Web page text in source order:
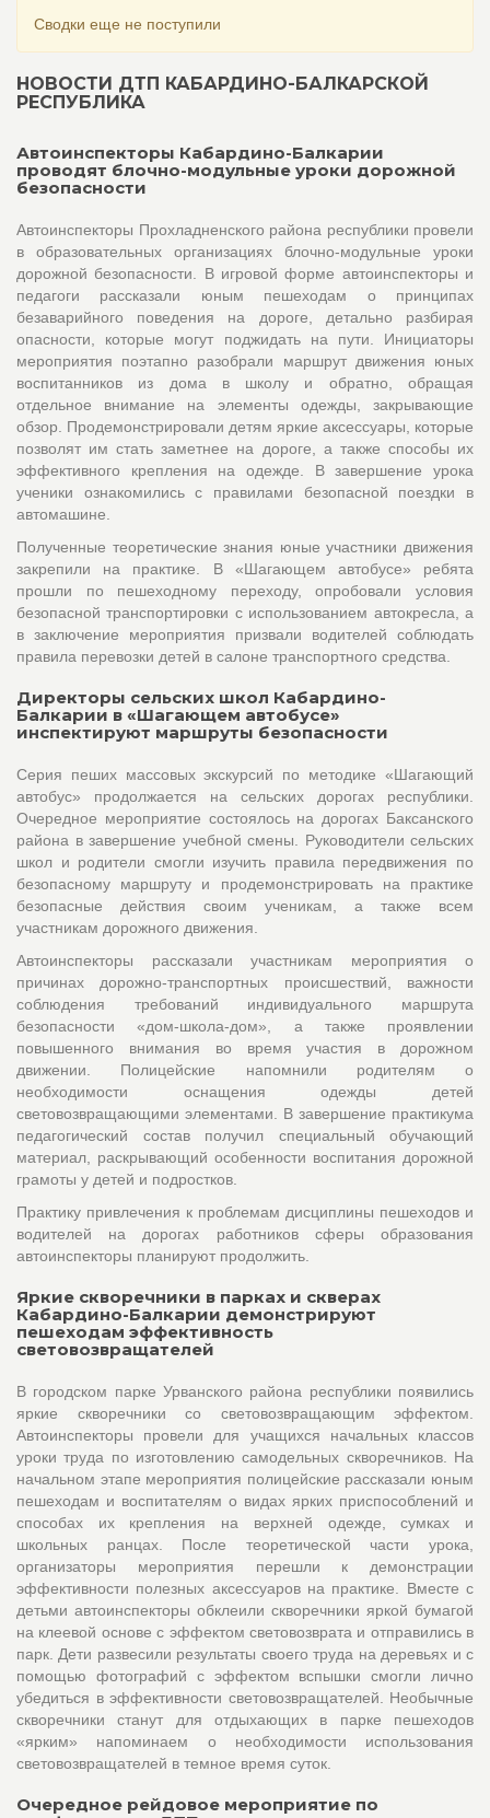
Сводки еще не поступили
НОВОСТИ ДТП КАБАРДИНО-БАЛКАРСКОЙ
РЕСПУБЛИКА
Автоинспекторы Кабардино-Балкарии
проводят блочно-модульные уроки дорожной
безопасности
Автоинспекторы Прохладненского района республики провели
в образовательных организациях блочно-модульные уроки
дорожной безопасности. В игровой форме автоинспекторы и
педагоги рассказали юным пешеходам о принципах
безаварийного поведения на дороге, детально разбирая
опасности, которые могут поджидать на пути. Инициаторы
мероприятия поэтапно разобрали маршрут движения юных
воспитанников из дома в школу и обратно, обращая
отдельное внимание на элементы одежды, закрывающие
обзор. Продемонстрировали детям яркие аксессуары, которые
позволят им стать заметнее на дороге, а также способы их
эффективного крепления на одежде. В завершение урока
ученики ознакомились с правилами безопасной поездки в
автомашине.
Полученные теоретические знания юные участники движения
закрепили на практике. В «Шагающем автобусе» ребята
прошли по пешеходному переходу, опробовали условия
безопасной транспортировки с использованием автокресла, а
в заключение мероприятия призвали водителей соблюдать
правила перевозки детей в салоне транспортного средства.
Директоры сельских школ Кабардино-
Балкарии в «Шагающем автобусе»
инспектируют маршруты безопасности
Серия пеших массовых экскурсий по методике «Шагающий
автобус» продолжается на сельских дорогах республики.
Очередное мероприятие состоялось на дорогах Баксанского
района в завершение учебной смены. Руководители сельских
школ и родители смогли изучить правила передвижения по
безопасному маршруту и продемонстрировать на практике
безопасные действия своим ученикам, а также всем
участникам дорожного движения.
Автоинспекторы рассказали участникам мероприятия о
причинах дорожно-транспортных происшествий, важности
соблюдения требований индивидуального маршрута
безопасности «дом-школа-дом», а также проявлении
повышенного внимания во время участия в дорожном
движении. Полицейские напомнили родителям о
необходимости оснащения одежды детей
световозвращающими элементами. В завершение практикума
педагогический состав получил специальный обучающий
материал, раскрывающий особенности воспитания дорожной
грамоты у детей и подростков.
Практику привлечения к проблемам дисциплины пешеходов и
водителей на дорогах работников сферы образования
автоинспекторы планируют продолжить.
Яркие скворечники в парках и скверах
Кабардино-Балкарии демонстрируют
пешеходам эффективность
световозвращателей
В городском парке Урванского района республики появились
яркие скворечники со световозвращающим эффектом.
Автоинспекторы провели для учащихся начальных классов
уроки труда по изготовлению самодельных скворечников. На
начальном этапе мероприятия полицейские рассказали юным
пешеходам и воспитателям о видах ярких приспособлений и
способах их крепления на верхней одежде, сумках и
школьных ранцах. После теоретической части урока,
организаторы мероприятия перешли к демонстрации
эффективности полезных аксессуаров на практике. Вместе с
детьми автоинспекторы обклеили скворечники яркой бумагой
на клеевой основе с эффектом световозврата и отправились в
парк. Дети развесили результаты своего труда на деревьях и с
помощью фотографий с эффектом вспышки смогли лично
убедиться в эффективности световозвращателей. Необычные
скворечники станут для отдыхающих в парке пешеходов
«ярким» напоминаем о необходимости использования
световозвращателей в темное время суток.
Очередное рейдовое мероприятие по